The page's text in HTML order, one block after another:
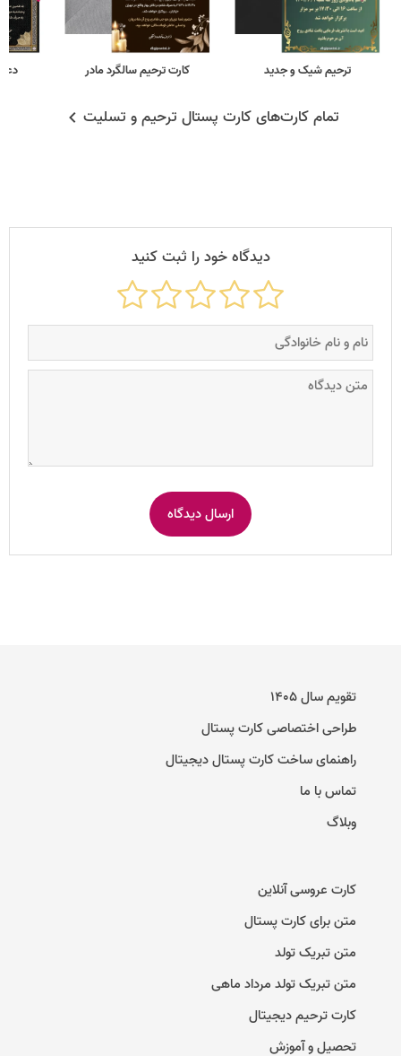
ترحیم شیک و جدید کارت ترحیم سالگرد مادر
تمام کارت‌های کارت پستال ترحیم و تسلیت
دیدگاه خود را ثبت کنید
تقویم سال ۱۴۰۵
طراحی اختصاصی کارت پستال
راهنمای ساخت کارت پستال دیجیتال
تماس با ما
وبلاگ
کارت عروسی آنلاین
متن برای کارت پستال
متن تبریک تولد
متن تبریک تولد مرداد ماهی
کارت ترحیم دیجیتال
تحصیل و آموزش